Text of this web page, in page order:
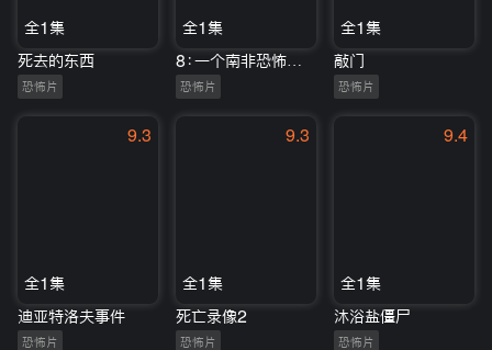
全1集
死去的东西
恐怖片
全1集
恐怖片
全1集
敲门
恐怖片
9.3
全1集
迪亚特洛夫事件
恐怖片
9.3
全1集
死亡录像2
恐怖片
9.4
全1集
沐浴盐僵尸
恐怖片